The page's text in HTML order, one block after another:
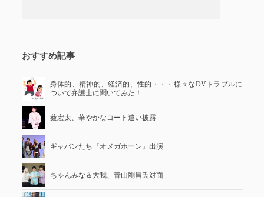
おすすめ記事
身体的、精神的、経済的、性的・・・様々なDVトラブルに
ついて弁護士に聞いてみた！
薮宏太、華やかなコート遣い披露
ギャバンたち『オメガホーン』出演
ちゃんみな＆大我、青山剛昌氏対面